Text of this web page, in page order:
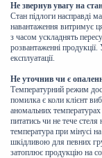
Не звернув увагу на
Стан підлоги насправді
навантаження витримує
з часом ускладнять
розвантаженні
експлуатації.
Не уточнив чи є
Температурний режим
помилка є коли клієнт
аномальних
питатись чи не тече
температура при мінусі
шкідливою для певних
затоплює продукцію на